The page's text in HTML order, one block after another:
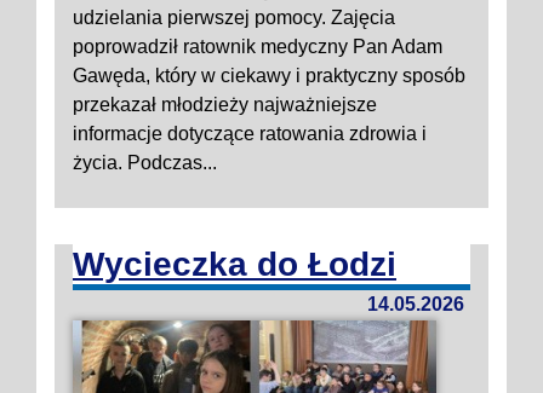
udzielania pierwszej pomocy. Zajęcia
poprowadził ratownik medyczny Pan Adam
Gawęda, który w ciekawy i praktyczny sposób
przekazał młodzieży najważniejsze
informacje dotyczące ratowania zdrowia i
życia. Podczas...
Wycieczka do Łodzi
14.05.2026